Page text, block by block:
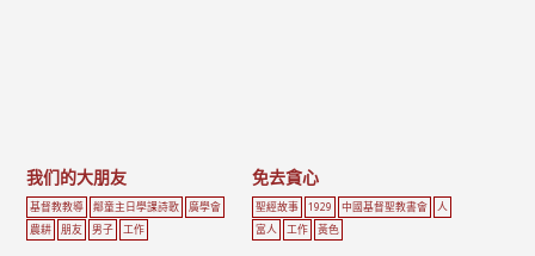
我们的大朋友
基督教教導 鄰童主日學課詩歌
廣學會
農耕
朋友 男子 工作
免去貪心
聖經故事 1929 中國基督聖教書會
人
富人
工作 黃色